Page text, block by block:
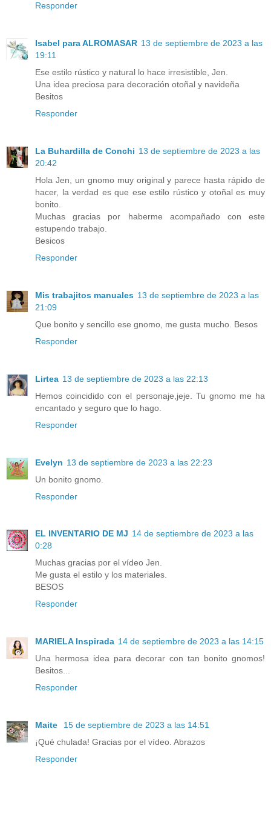
Responder
Isabel para ALROMASAR 13 de septiembre de 2023 a las
19:11
Ese estilo rústico y natural lo hace irresistible, Jen.
Una idea preciosa para decoración otoñal y navideña
Besitos
Responder
La Buhardilla de Conchi 13 de septiembre de 2023 a las
20:42
Hola Jen, un gnomo muy original y parece hasta rápido de
hacer, la verdad es que ese estilo rústico y otoñal es muy
bonito.
Muchas gracias por haberme acompañado con este
estupendo trabajo.
Besicos
Responder
Mis trabajitos manuales 13 de septiembre de 2023 a las
21:09
Que bonito y sencillo ese gnomo, me gusta mucho. Besos
Responder
Lirtea 13 de septiembre de 2023 a las 22:13
Hemos coincidido con el personaje,jeje. Tu gnomo me ha
encantado y seguro que lo hago.
Responder
Evelyn 13 de septiembre de 2023 a las 22:23
Un bonito gnomo.
Responder
EL INVENTARIO DE MJ 14 de septiembre de 2023 a las
0:28
Muchas gracias por el vídeo Jen.
Me gusta el estilo y los materiales.
BESOS
Responder
MARIELA Inspirada 14 de septiembre de 2023 a las 14:15
Una hermosa idea para decorar con tan bonito gnomos!
Besitos...
Responder
Maite
15 de septiembre de 2023 a las 14:51
¡Qué chulada! Gracias por el vídeo. Abrazos
Responder